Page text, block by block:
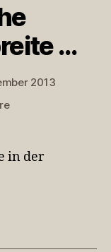
…
2013
zu
…in der